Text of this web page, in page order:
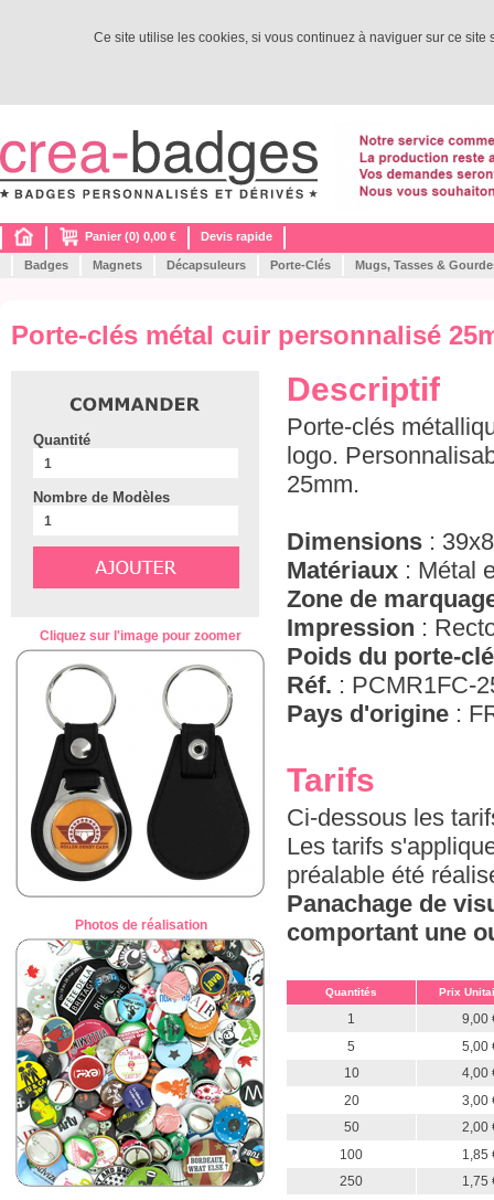
Ce site utilise les cookies, si vous continuez à naviguer sur ce
Panier (0) 0,00 € Devis rapide
Badges Magnets Décapsuleurs Porte-Clés Mugs, Tasses &
Porte-clés métal cuir personnalisé
Quantité
Nombre de Modèles
Cliquez sur l'image pour zoomer
Photos de réalisation
Descriptif
Porte-clés
logo.
25mm.
Dimensions :
Matériaux : Métal
Zone de
Impression :
Poids du porte-
Réf. : PCMR1FC-
Pays d'origine :
Tarifs
Ci-dessous les
Les tarifs
préalable été
Panachage de
comportant une
Quantités Prix
1
9,00
5
5,00
10
4,00
20
3,00
50
2,00
100
1,85
250
1,75